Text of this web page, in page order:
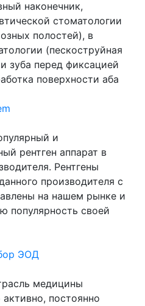
наконечник,
стоматологии
полостей), в
(пескоструйная
зуба перед фиксацией
поверхности аба
и
рентген аппарат в
Рентгены
производителя с
на нашем рынке и
популярность своей
ЭОД
медицины
постоянно